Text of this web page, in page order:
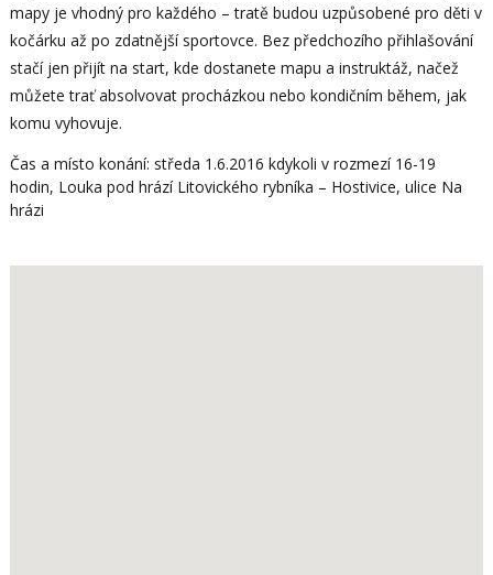
mapy je vhodný pro každého – tratě budou uzpůsobené pro děti v
kočárku až po zdatnější sportovce. Bez předchozího přihlašování
stačí jen přijít na start, kde dostanete mapu a instruktáž, načež
můžete trať absolvovat procházkou nebo kondičním během, jak
komu vyhovuje.
Čas a místo konání: středa 1.6.2016 kdykoli v rozmezí 16-19
hodin, Louka pod hrází Litovického rybníka – Hostivice, ulice Na
hrázi